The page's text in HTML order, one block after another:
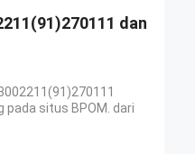
dan
situs BPOM. dari